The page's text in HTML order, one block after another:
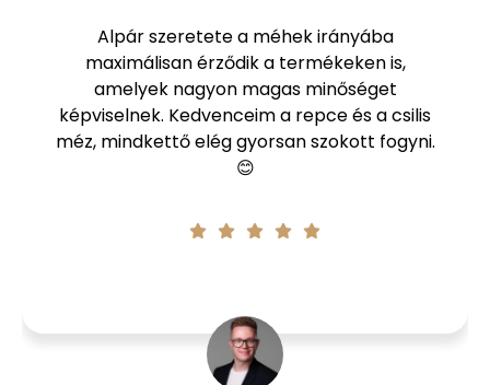
Alpár szeretete a méhek irányába
maximálisan érződik a termékeken is,
amelyek nagyon magas minőséget
képviselnek. Kedvenceim a repce és a csilis
méz, mindkettő elég gyorsan szokott fogyni.
😊